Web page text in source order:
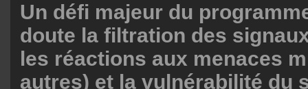
Un défi majeur du
doute la filtration des
les réactions aux menaces
autres) et la vulnérabilité du